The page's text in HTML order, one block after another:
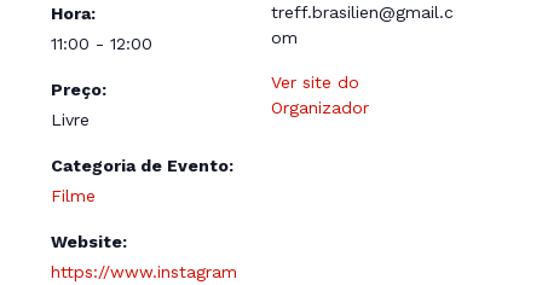
Hora:
11:00 - 12:00
Preço:
Livre
Categoria de Evento:
Filme
Website:
https://www.instagram
treff.brasilien@gmail.c
om
Ver site do
Organizador